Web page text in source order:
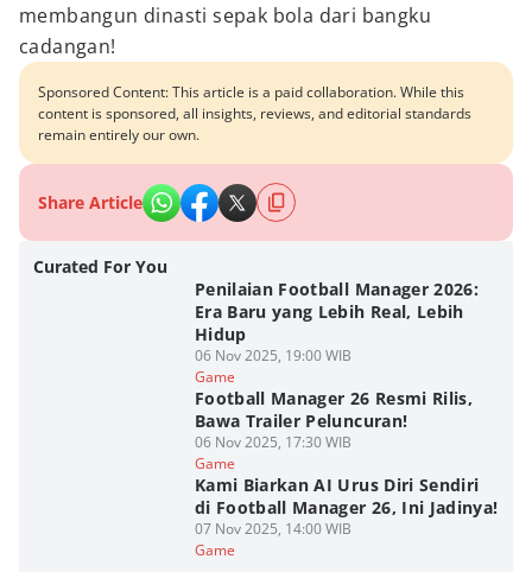
membangun dinasti sepak bola dari bangku
cadangan!
Sponsored Content: This article is a paid collaboration. While this
content is sponsored, all insights, reviews, and editorial standards
remain entirely our own.
Share Article
Curated For You
Penilaian Football Manager 2026:
Era Baru yang Lebih Real, Lebih
Hidup
06 Nov 2025, 19:00 WIB
Game
Football Manager 26 Resmi Rilis,
Bawa Trailer Peluncuran!
06 Nov 2025, 17:30 WIB
Game
Kami Biarkan AI Urus Diri Sendiri
di Football Manager 26, Ini Jadinya!
07 Nov 2025, 14:00 WIB
Game